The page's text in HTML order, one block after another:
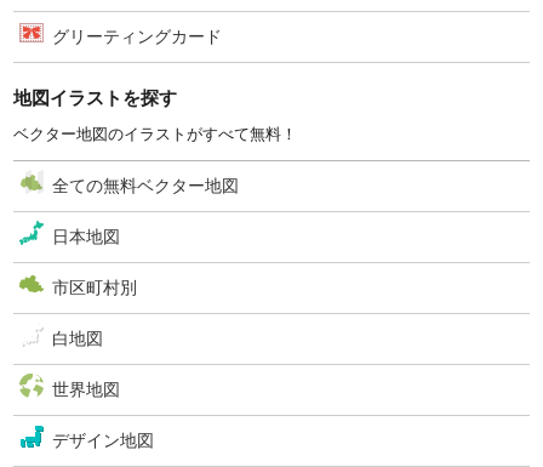
グリーティングカード
地図イラストを探す
ベクター地図のイラストがすべて無料！
全ての無料ベクター地図
日本地図
市区町村別
白地図
世界地図
デザイン地図